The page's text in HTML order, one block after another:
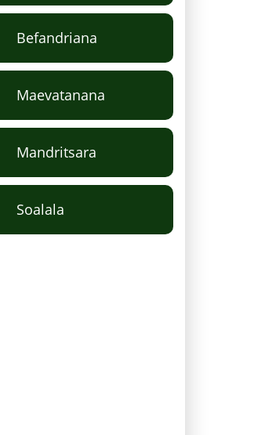
Befandriana
Maevatanana
Mandritsara
Soalala